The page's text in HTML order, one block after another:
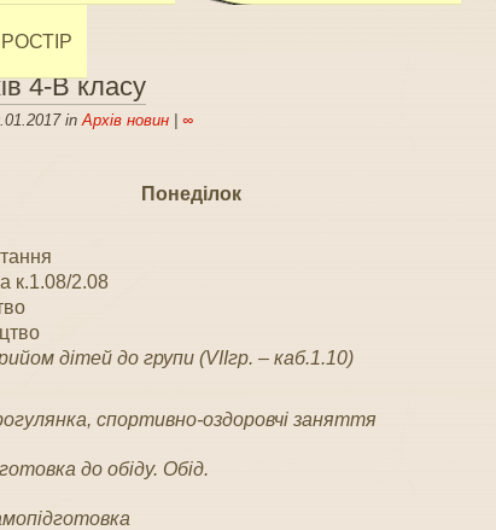
4-В класу
inАрхів новин| ∞
Понеділок
к.1.08/2.08
дітей до групи (VIIгр. – каб.1.10)
спортивно-оздоровчі заняття
до обіду. Обід.